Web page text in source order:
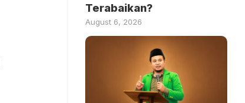
Terabaikan?
August 6, 2026